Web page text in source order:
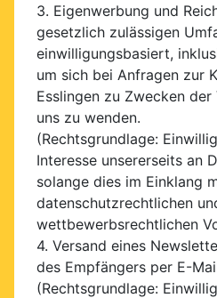
3. Eigenwerbung und
gesetzlich zulässigen
einwilligungsbasiert,
um sich bei Anfragen zur
Esslingen zu Zwecken
uns zu wenden.
(Rechtsgrundlage:
Interesse unsererseits an
solange dies im Einklang
datenschutzrechtlichen
wettbewerbsrechtlichen
4. Versand eines
des Empfängers per E-
(Rechtsgrundlage: